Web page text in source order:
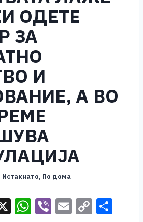
ОДЕТЕ
ЗА
И
А ВО
Истакнато, По дома
X W Vi E C